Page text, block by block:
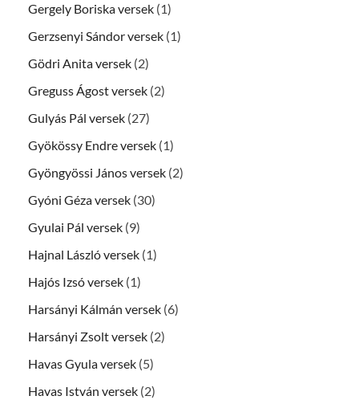
Gergely Boriska versek (1)
Gerzsenyi Sándor versek (1)
Gödri Anita versek (2)
Greguss Ágost versek (2)
Gulyás Pál versek (27)
Gyökössy Endre versek (1)
Gyöngyössi János versek (2)
Gyóni Géza versek (30)
Gyulai Pál versek (9)
Hajnal László versek (1)
Hajós Izsó versek (1)
Harsányi Kálmán versek (6)
Harsányi Zsolt versek (2)
Havas Gyula versek (5)
Havas István versek (2)